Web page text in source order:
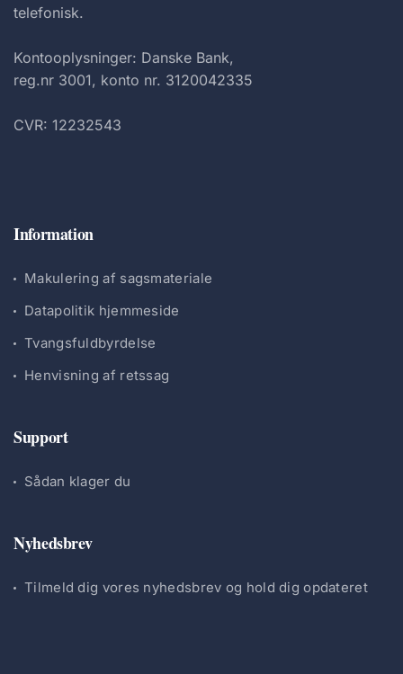
telefonisk.
Kontooplysninger: Danske Bank,
reg.nr 3001, konto nr. 3120042335
CVR: 12232543
Information
Makulering af sagsmateriale
Datapolitik hjemmeside
Tvangsfuldbyrdelse
Henvisning af retssag
Support
Sådan klager du
Nyhedsbrev
Tilmeld dig vores nyhedsbrev og hold dig opdateret